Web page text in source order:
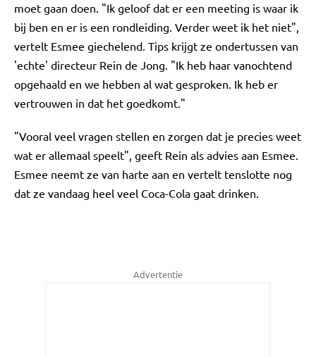
moet gaan doen. "Ik geloof dat er een meeting is waar ik
bij ben en er is een rondleiding. Verder weet ik het niet",
vertelt Esmee giechelend. Tips krijgt ze ondertussen van
'echte' directeur Rein de Jong. "Ik heb haar vanochtend
opgehaald en we hebben al wat gesproken. Ik heb er
vertrouwen in dat het goedkomt."
"Vooral veel vragen stellen en zorgen dat je precies weet
wat er allemaal speelt", geeft Rein als advies aan Esmee.
Esmee neemt ze van harte aan en vertelt tenslotte nog
dat ze vandaag heel veel Coca-Cola gaat drinken.
Advertentie